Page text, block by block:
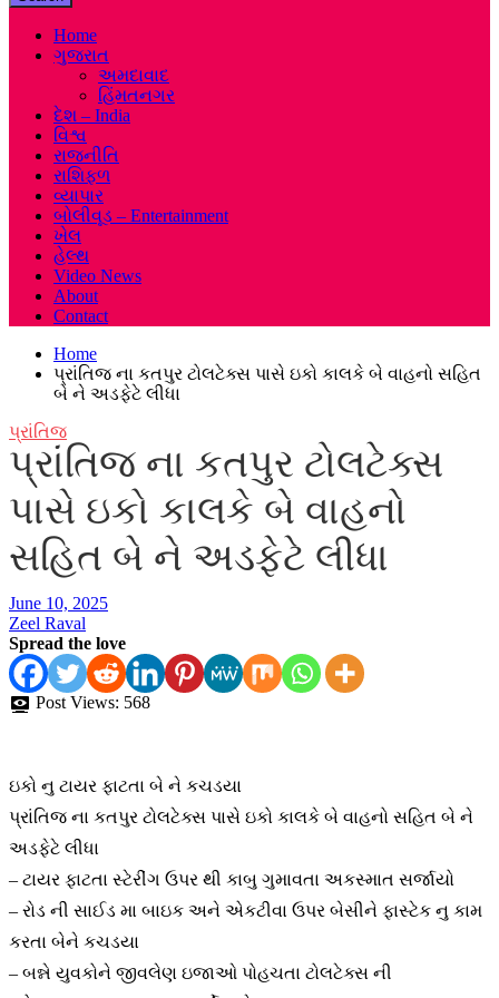
Home
ગુજરાત
અમદાવાદ
હિંમતનગર
દેશ – India
વિશ્વ
રાજનીતિ
રાશિફળ
વ્યાપાર
બોલીવૂડ – Entertainment
ખેલ
હેલ્થ
Video News
About
Contact
Home
પ્રાંતિજ ના કતપુર ટોલટેક્સ પાસે ઇકો કાલકે બે વાહનો સહિત
બે ને અડફેટે લીધા
પ્રાંતિજ
પ્રાંતિજ ના કતપુર ટોલટેક્સ
પાસે ઇકો કાલકે બે વાહનો
સહિત બે ને અડફેટે લીધા
June 10, 2025
Zeel Raval
Spread the love
Post Views: 568
ઇકો નુ ટાયર ફાટતા બે ને કચડયા
પ્રાંતિજ ના કતપુર ટોલટેક્સ પાસે ઇકો કાલકે બે વાહનો સહિત બે ને
અડફેટે લીધા
– ટાયર ફાટતા સ્ટેરીંગ ઉપર થી કાબુ ગુમાવતા અકસ્માત સર્જાયો
– રોડ ની સાઈડ મા બાઇક અને એકટીવા ઉપર બેસીને ફાસ્ટેક નુ કામ
કરતા બેને કચડયા
– બન્ને યુવકોને જીવલેણ ઇજાઓ પોહચતા ટોલટેક્સ ની